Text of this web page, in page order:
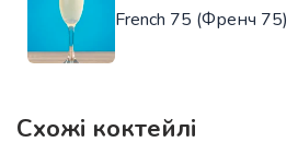
French 75 (Френч 75)
Схожі коктейлі